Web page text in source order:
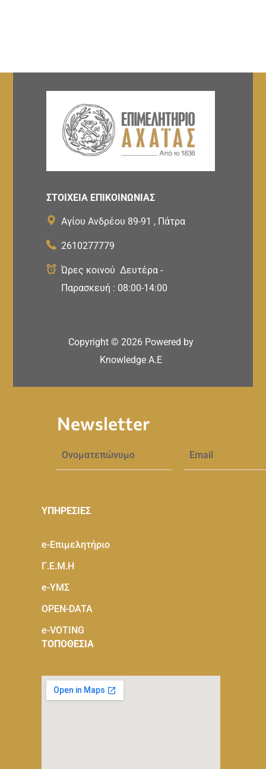
ΣΤΟΙΧΕΙΑ ΕΠΙΚΟΙΝΩΝΙΑΣ
Αγίου Ανδρέου 89-91 , Πάτρα
2610277779
Ώρες κοινού Δευτέρα -
Παρασκευή : 08:00-14:00
Copyright © 2026 Powered by
Knowledge A.E
Newsletter
ΥΠΗΡΕΣΙΕΣ
e-Eπιμελητήριο
Γ.Ε.Μ.Η
e-ΥΜΣ
OPEN-DATA
e-VOTING
ΤΟΠΟΘΕΣΙΑ